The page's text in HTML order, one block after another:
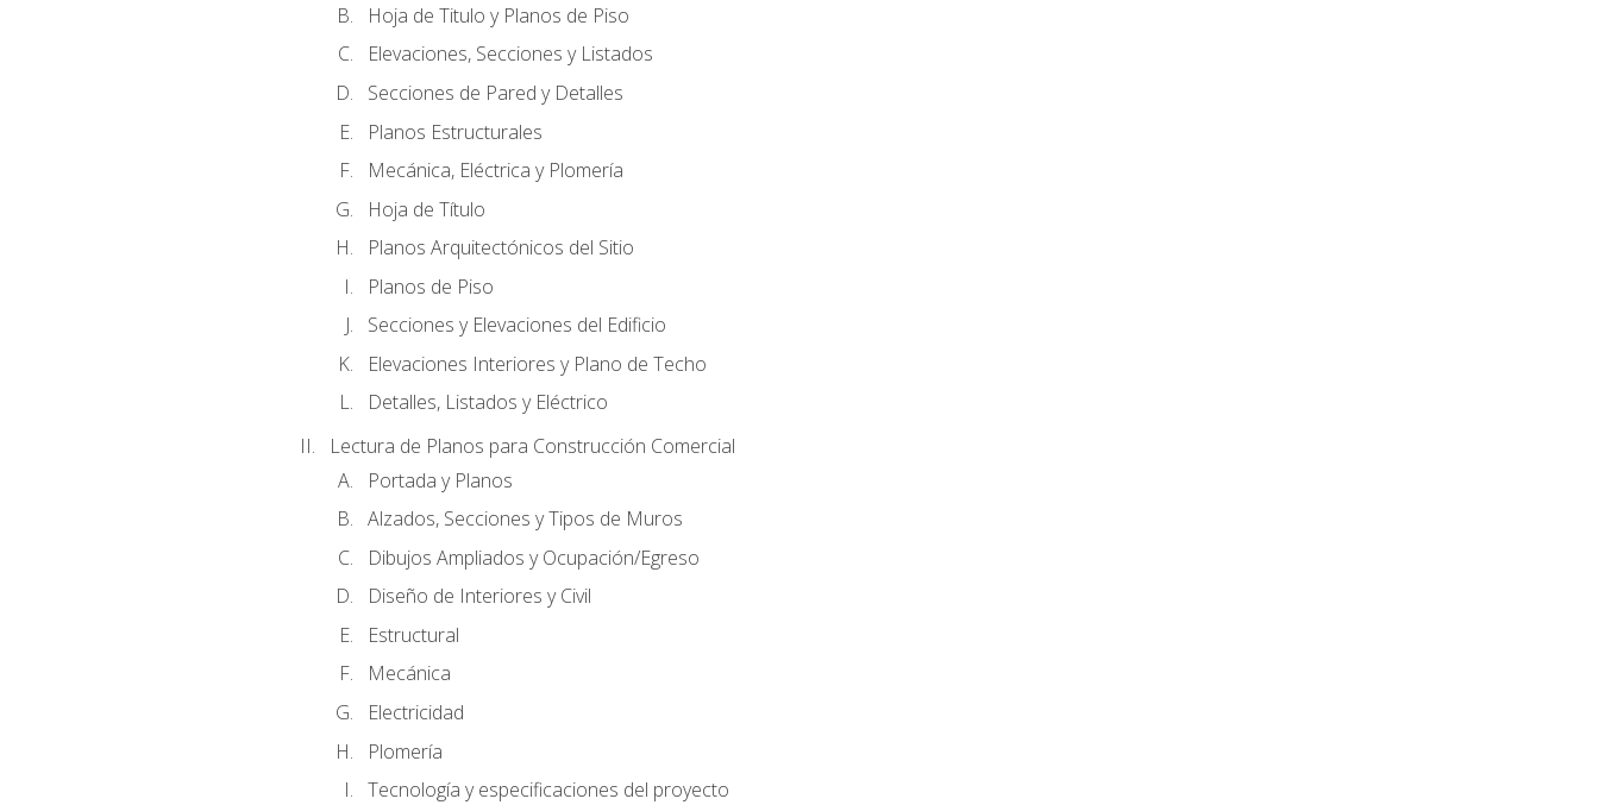
Hoja de Titulo y Planos de Piso
Elevaciones, Secciones y Listados
Secciones de Pared y Detalles
Planos Estructurales
Mecánica, Eléctrica y Plomería
Hoja de Título
Planos Arquitectónicos del Sitio
Planos de Piso
Secciones y Elevaciones del Edificio
Elevaciones Interiores y Plano de Techo
Detalles, Listados y Eléctrico
Lectura de Planos para Construcción Comercial
Portada y Planos
Alzados, Secciones y Tipos de Muros
Dibujos Ampliados y Ocupación/Egreso
Diseño de Interiores y Civil
Estructural
Mecánica
Electricidad
Plomería
Tecnología y especificaciones del proyecto